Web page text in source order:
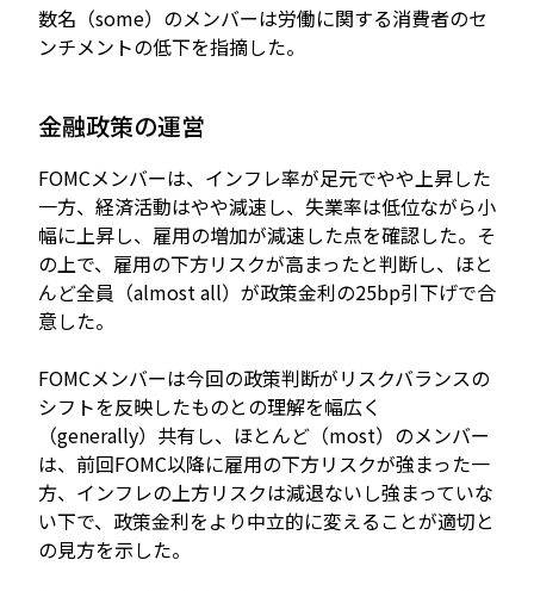
数名（some）のメンバーは労働に関する消費者のセ
ンチメントの低下を指摘した。
金融政策の運営
FOMCメンバーは、インフレ率が足元でやや上昇した
一方、経済活動はやや減速し、失業率は低位ながら小
幅に上昇し、雇用の増加が減速した点を確認した。そ
の上で、雇用の下方リスクが高まったと判断し、ほと
んど全員（almost all）が政策金利の25bp引下げで合
意した。
FOMCメンバーは今回の政策判断がリスクバランスの
シフトを反映したものとの理解を幅広く
（generally）共有し、ほとんど（most）のメンバー
は、前回FOMC以降に雇用の下方リスクが強まった一
方、インフレの上方リスクは減退ないし強まっていな
い下で、政策金利をより中立的に変えることが適切と
の見方を示した。